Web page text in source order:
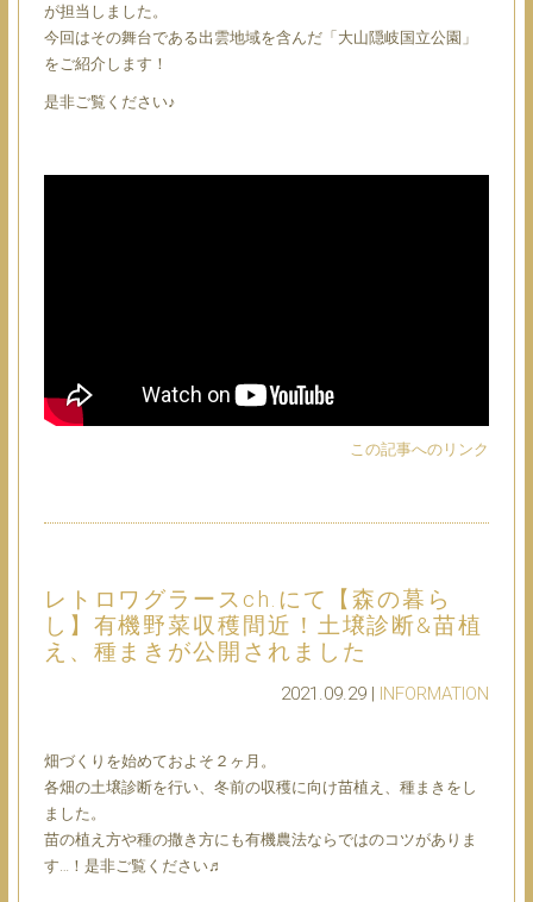
が担当しました。
今回はその舞台である出雲地域を含んだ「大山隠岐国立公園」
をご紹介します！
是非ご覧ください♪
この記事へのリンク
レトロワグラースch.にて【森の暮ら
し】有機野菜収穫間近！土壌診断&苗植
え、種まきが公開されました
2021.09.29 | INFORMATION
畑づくりを始めておよそ２ヶ月。
各畑の土壌診断を行い、冬前の収穫に向け苗植え、種まきをし
ました。
苗の植え方や種の撒き方にも有機農法ならではのコツがありま
す…！是非ご覧ください♬